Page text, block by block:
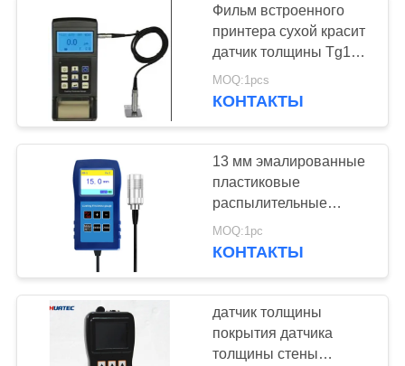
Фильм встроенного
принтера сухой красит
датчик толщины Tg110
покрытия Elcometer
MOQ:1pcs
КОНТАКТЫ
13 мм эмалированные
пластиковые
распылительные
покрытия
противокоррозионные
6008
MOQ:1pc
КОНТАКТЫ
датчик толщины
покрытия датчика
толщины стены